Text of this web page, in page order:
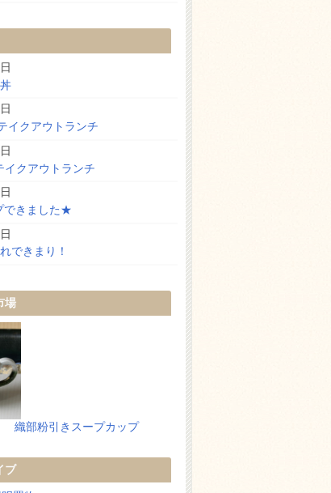
イクアウトランチ
イクアウトランチ
できました★
できまり！
場
織部粉引きスープカップ
ブ